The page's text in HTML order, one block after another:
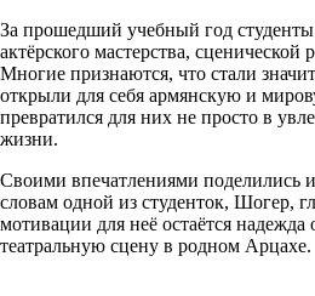
За прошедший учебный год
актёрского мастерства, сценической
Многие признаются, что стали
открыли для себя армянскую и
превратился для них не просто в
жизни.
Своими впечатлениями поделились
словам одной из студенток, Шогер,
мотивации для неё остаётся
театральную сцену в родном Арцахе.